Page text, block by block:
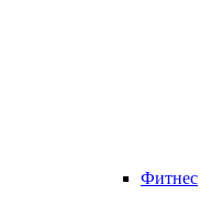
Фитнес